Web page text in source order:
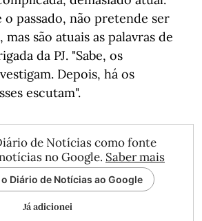
o passado, não pretende ser
são atuais as palavras de
da PJ. "Sabe, os
Depois, há os
escutam".
de Notícias como fonte
no Google. Saber mais
Diário de Notícias ao Google
Já adicionei